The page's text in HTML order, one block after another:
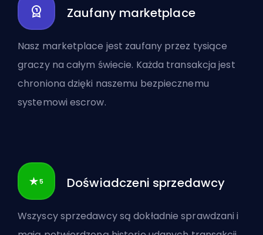
Zaufany marketplace
Nasz marketplace jest zaufany przez tysiące
graczy na całym świecie. Każda transakcja jest
chroniona dzięki naszemu bezpiecznemu
systemowi escrow.
Doświadczeni sprzedawcy
Wszyscy sprzedawcy są dokładnie sprawdzani i